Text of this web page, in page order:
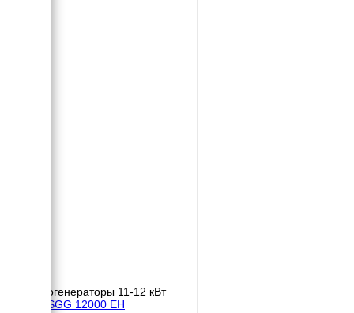
Бензогенераторы 11-12 кВт
TSS SGG 12000 EH